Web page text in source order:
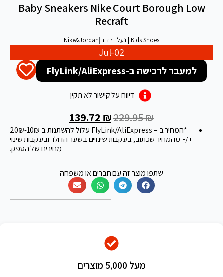
Baby Sneakers Nike Court Borough Low
Recraft
Kids Shoes | נעלי ילדים |
Nike&Jordan
Jul-02
למעבר לרכישה ב-FlyLink/AliExpress
דיווח על קישור לא תקין
229.95₪
139.72 ₪
*המחיר ב – FlyLink/AliExpress עלול להשתנות ב 20 ₪-10₪
+/- מהמחיר שכתוב, בעקבות שינויים בשער הדולר ובעקבות שינוי
מחירים של הספק.
שתפו מוצר זה עם חברים או משפחה
מעל 5,000 מוצרים